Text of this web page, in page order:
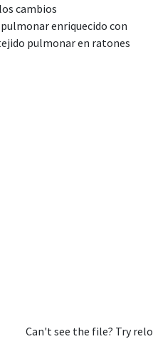
cambios
enriquecido con
pulmonar en ratones
Can't see the file? Try